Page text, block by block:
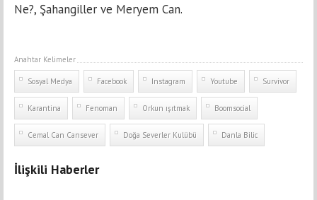
Ne?, Şahangiller ve Meryem Can.
Anahtar Kelimeler
Sosyal Medya Facebook Instagram Youtube Survivor
Karantina Fenoman Orkun ışıtmak Boomsocial
Cemal Can Cansever Doğa Severler Kulübü Danla Bilic
İlişkili Haberler